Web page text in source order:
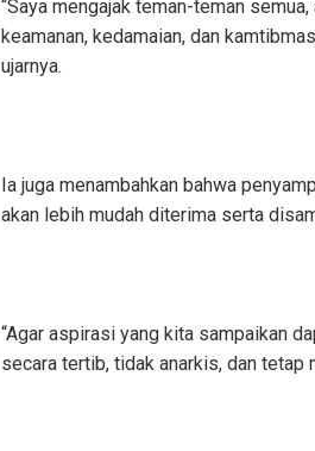
“Saya mengajak teman-teman
keamanan, kedamaian, dan
ujarnya.
Ia juga menambahkan bahwa
akan lebih mudah diterima serta
“Agar aspirasi yang kita sampaikan
secara tertib, tidak anarkis, dan tetap